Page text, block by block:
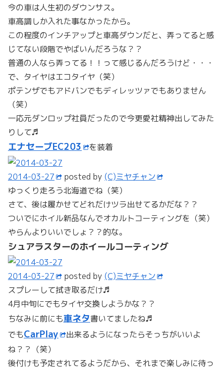
今の車は人生初のダウンサス。
車高調しか入れた事なかったから。
この程度のインチアップと車高ダウンだと、弄ってると感
じてない段階でやばいんだろうな？？
普通の人なら弄ってる！！って感じるんだろうけど・・・
で、タイヤはエコタイヤ（笑）
ポテンザでもアドバンでもディレッツァでもありません
（笑）
一応元ダンロップ社員だったので今更愛社精神出してみた
りして♬
エナセーブEC203 を装着
2014-03-27 posted by (C)ミヤチャン
ゆっくり走ろう北海道でね（笑）
さて、後は履かせてどれだけツラ出せてるかだな？？
ついでにホイル新品なんでオカルトコーティングを（笑）
やらんよりいいでしょ？？的な。
シュアラスターのホイールコーティング
2014-03-27 posted by (C)ミヤチャン
スプレーして拭き取るだけ♬
4月中旬にでもタイヤ交換しようかな？？
ちなみに前にも車ネタ書いてましたね♬
でもCarPlay
出来るようになったらそっちがいいよ
ね？？（笑）
後付けも予定されてるようだから、それまで楽しみに待っ